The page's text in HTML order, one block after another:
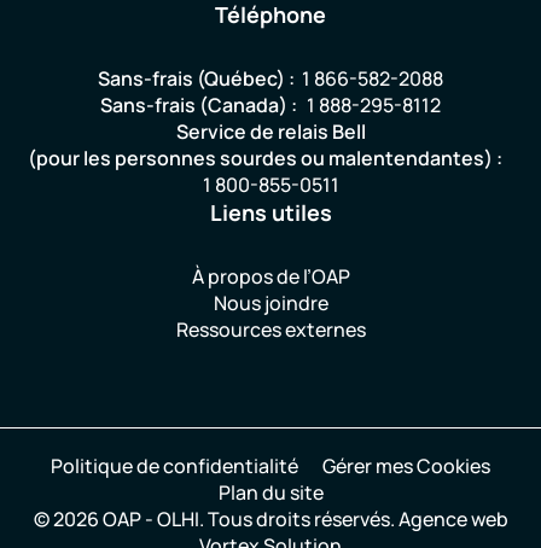
Téléphone
Sans-frais (Québec) : 1 866-582-2088
Sans-frais (Canada) : 1 888-295-8112
Service de relais Bell
(pour les personnes sourdes ou malentendantes) :
1 800-855-0511
Liens utiles
À propos de l’OAP
Nous joindre
Ressources externes
© 2026 OAP - OLHI.Tous droits réservés.Agence web
Politique de confidentialité
Gérer mes Cookies
Plan du site